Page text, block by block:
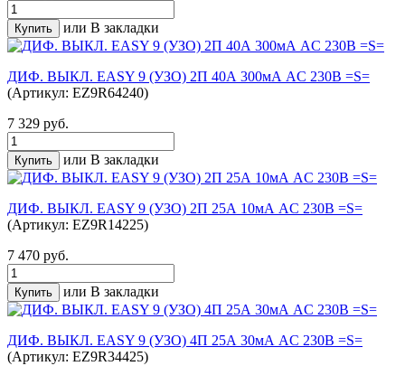
или В закладки
ДИФ. ВЫКЛ. EASY 9 (УЗО) 2П 40А 300мА AC 230В =S=
(Артикул: EZ9R64240)
7 329 руб.
или В закладки
ДИФ. ВЫКЛ. EASY 9 (УЗО) 2П 25А 10мА AC 230В =S=
(Артикул: EZ9R14225)
7 470 руб.
или В закладки
ДИФ. ВЫКЛ. EASY 9 (УЗО) 4П 25А 30мА AC 230В =S=
(Артикул: EZ9R34425)